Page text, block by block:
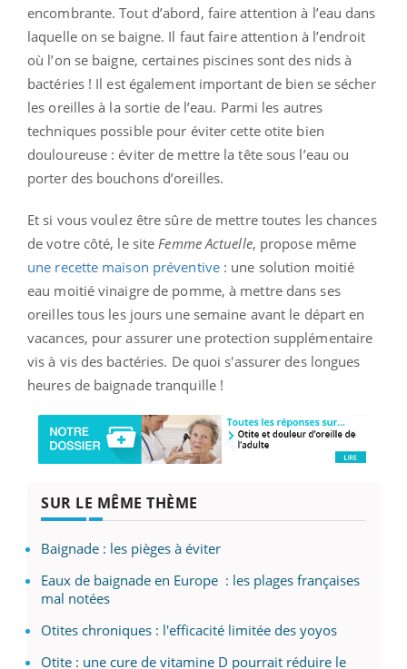
encombrante. Tout d’abord, faire attention à l’eau dans
laquelle on se baigne. Il faut faire attention à l’endroit
où l’on se baigne, certaines piscines sont des nids à
bactéries ! Il est également important de bien se sécher
les oreilles à la sortie de l’eau. Parmi les autres
techniques possible pour éviter cette otite bien
douloureuse : éviter de mettre la tête sous l’eau ou
porter des bouchons d’oreilles.
Et si vous voulez être sûre de mettre toutes les chances
de votre côté, le site Femme Actuelle, propose même
une recette maison préventive: une solution moitié
eau moitié vinaigre de pomme, à mettre dans ses
oreilles tous les jours une semaine avant le départ en
vacances, pour assurer une protection supplémentaire
vis à vis des bactéries. De quoi s'assurer des longues
heures de baignade tranquille !
SUR LE MÊME THÈME
Baignade : les pièges à éviter
Eaux de baignade en Europe : les plages françaises
mal notées
Otites chroniques : l'efficacité limitée des yoyos
Otite : une cure de vitamine D pourrait réduire le